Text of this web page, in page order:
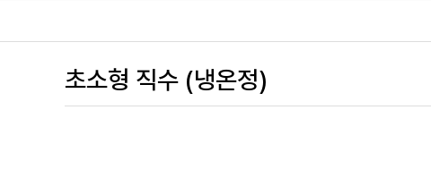
초소형 직수 (냉온정)